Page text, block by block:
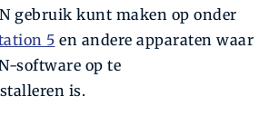
gebruik kunt maken op onder
5 en andere apparaten waar
software op te
is.